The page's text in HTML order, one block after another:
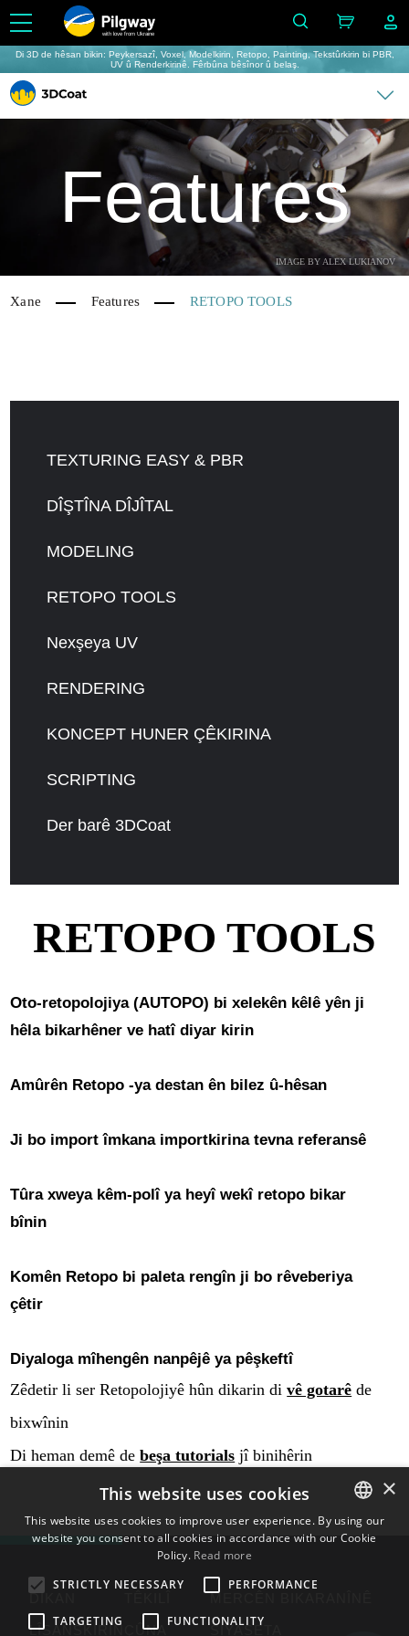
with love from Ukraine
Di 3D de hêsan bikin: Peykersazî, Voxel, Modelkirin, Retopo, Painting, Tekstûrkirin bi PBR,
UV û Renderkirinê. Fêrbûna bêsînor û belaş.
IMAGE BY ALEX LUKIANOV
Features
Xane Features RETOPO TOOLS
TEXTURING EASY & PBR
DÎŞTÎNA DÎJÎTAL
MODELING
RETOPO TOOLS
Nexşeya UV
RENDERING
KONCEPT HUNER ÇÊKIRINA
SCRIPTING
Der barê 3DCoat
RETOPO TOOLS
Oto-retopolojiya (AUTOPO) bi xelekên kêlê yên ji
hêla bikarhêner ve hatî diyar kirin
Amûrên Retopo -ya destan ên bilez û-hêsan
Ji bo import îmkana importkirina tevna referansê
Tûra xweya kêm-polî ya heyî wekî retopo bikar
bînin
Komên Retopo bi paleta rengîn ji bo rêveberiya
çêtir
Diyaloga mîhengên nanpêjê ya pêşkeftî
Zêdetir li ser Retopolojiyê hûn dikarin divê gotarê de
bixwînin
Di heman demê debeşa tutorials jî binihêrin
DIKAN
LÎSANSKIRIN ÇÛNA
MERCÊN BIKARANÎNÊ
SIYASETA
ENGLISH
×
This website uses cookies
This website uses cookies to improve user experience. By using our
website you consent to all cookies in accordance with our Cookie
Policy. Read more
STRICTLY NECESSARY
PERFORMANCE
TARGETING FUNCTIONALITY